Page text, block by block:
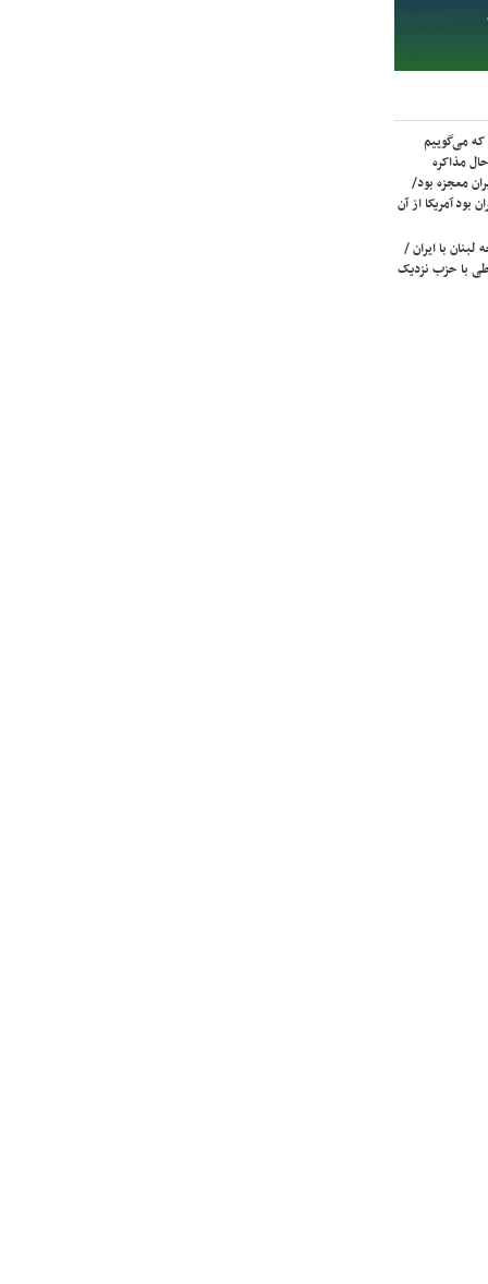
که می‌گوییم
مذاکره
معجزه بود/
بود آمریکا از آن
با ایران /
با حزب نزدیک